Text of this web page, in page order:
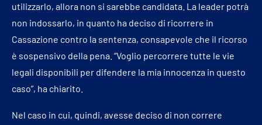
utilizzarlo, allora non si sarebbe candidata. La leader potrà
non indossarlo, in quanto ha deciso di ricorrere in
Cassazione contro la sentenza, consapevole che il ricorso
è sospensivo della pena. “Voglio percorrere tutte le vie
legali disponibili per difendere la mia innocenza in questo
caso”, ha chiarito.
Nel caso in cui, quindi, avesse deciso di non correre